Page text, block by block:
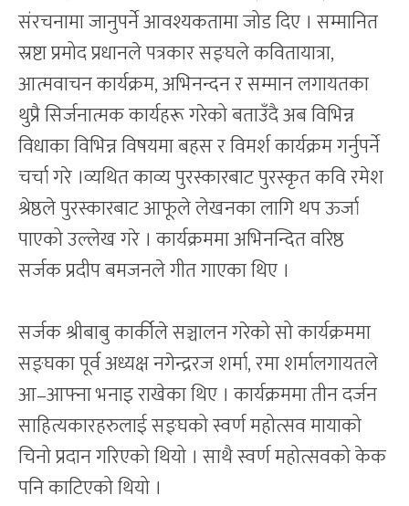
संरचनामा जानुपर्ने आवश्यकतामा जोड दिए । सम्मानित
स्रष्टा प्रमोद प्रधानले पत्रकार सङ्घले कवितायात्रा,
आत्मवाचन कार्यक्रम, अभिनन्दन र सम्मान लगायतका
थुप्रै सिर्जनात्मक कार्यहरू गरेको बताउँदै अब विभिन्न
विधाका विभिन्न विषयमा बहस र विमर्श कार्यक्रम गर्नुपर्ने
चर्चा गरे ।व्यथित काव्य पुरस्कारबाट पुरस्कृत कवि रमेश
श्रेष्ठले पुरस्कारबाट आफूले लेखनका लागि थप ऊर्जा
पाएको उल्लेख गरे । कार्यक्रममा अभिनन्दित वरिष्ठ
सर्जक प्रदीप बमजनले गीत गाएका थिए ।
सर्जक श्रीबाबु कार्कीले सञ्चालन गरेको सो कार्यक्रममा
सङ्घका पूर्व अध्यक्ष नगेन्द्ररज शर्मा, रमा शर्मालगायतले
आ–आफ्ना भनाइ राखेका थिए । कार्यक्रममा तीन दर्जन
साहित्यकारहरुलाई सङ्घको स्वर्ण महोत्सव मायाको
चिनो प्रदान गरिएको थियो । साथै स्वर्ण महोत्सवको केक
पनि काटिएको थियो ।